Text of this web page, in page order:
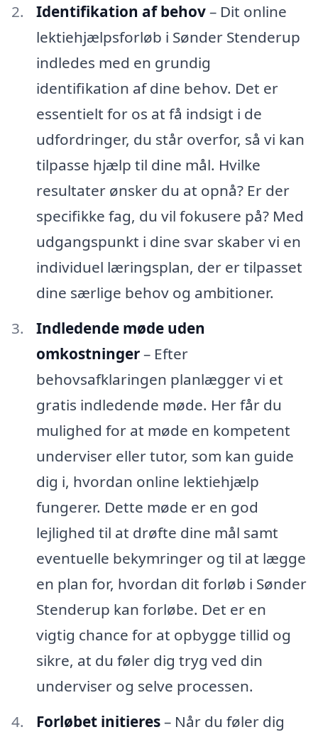
Identifikation af behov– Dit online
lektiehjælpsforløb i Sønder Stenderup
indledes med en grundig
identifikation af dine behov. Det er
essentielt for os at få indsigt i de
udfordringer, du står overfor, så vi kan
tilpasse hjælp til dine mål. Hvilke
resultater ønsker du at opnå? Er der
specifikke fag, du vil fokusere på? Med
udgangspunkt i dine svar skaber vi en
individuel læringsplan, der er tilpasset
dine særlige behov og ambitioner.
Indledende møde uden
omkostninger– Efter
behovsafklaringen planlægger vi et
gratis indledende møde. Her får du
mulighed for at møde en kompetent
underviser eller tutor, som kan guide
dig i, hvordan online lektiehjælp
fungerer. Dette møde er en god
lejlighed til at drøfte dine mål samt
eventuelle bekymringer og til at lægge
en plan for, hvordan dit forløb i Sønder
Stenderup kan forløbe. Det er en
vigtig chance for at opbygge tillid og
sikre, at du føler dig tryg ved din
underviser og selve processen.
Forløbet initieres– Når du føler dig